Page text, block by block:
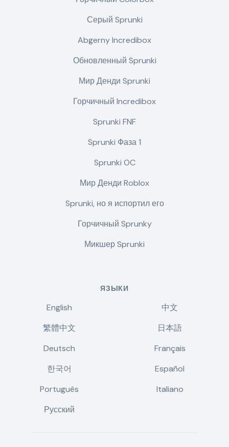
Серый Sprunki
Abgerny Incredibox
Обновленный Sprunki
Мир Денди Sprunki
Горчичный Incredibox
Sprunki FNF
Sprunki Фаза 1
Sprunki OC
Мир Денди Roblox
Sprunki, но я испортил его
Горчичный Sprunky
Микшер Sprunki
ЯЗЫКИ
English
中文
繁體中文
日本語
Deutsch
Français
한국어
Español
Português
Italiano
Русский